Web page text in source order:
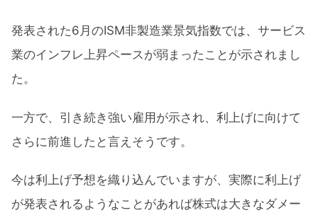
発表された6月のISM非製造業景気指数では、サービス
業のインフレ上昇ペースが弱まったことが示されまし
た。
一方で、引き続き強い雇用が示され、利上げに向けて
さらに前進したと言えそうです。
今は利上げ予想を織り込んでいますが、実際に利上げ
が発表されるようなことがあれば株式は大きなダメー